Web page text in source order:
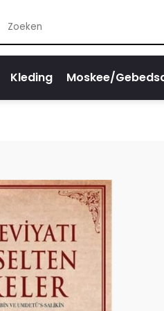
Kleding Moskee/